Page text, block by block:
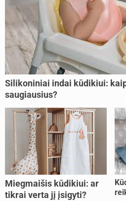
Silikoniniai indai kūdikiui:
saugiausius?
Miegmaišis kūdikiui: ar
tikrai verta jį įsigyti?